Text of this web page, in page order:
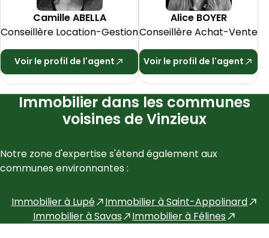
CamilleABELLA
Conseillère Location-Gestion
Voir le profil de l'agent
Alice BOYER
Conseillère Achat-Vente
Voir le profil de l'agent
Immobilier dans les communes
voisines de Vinzieux
Notre zone d'expertise s'étend également aux
communes environnantes :
Immobilier à Lupé Immobilier àSaint-Appolinard
Immobilier àSavas Immobilier à Félines